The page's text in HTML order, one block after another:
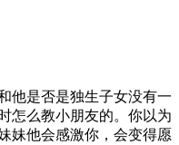
他是否是独生子女没有一
怎么教小朋友的。你以为
妹他会感激你，会变得愿